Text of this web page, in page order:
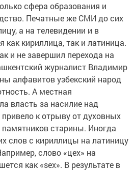
сфера образования и
Печатные же СМИ до сих
а на телевидении и в
как кириллица, так и латиница.
и не завершил перехода на
журналист Владимир
алфавитов узбекский народ
А местная
власть за насилие над
к отрыву от духовных
старины. Иногда
слов с кириллицы на латиницу
слово «цех» на
как «sex». В результате в